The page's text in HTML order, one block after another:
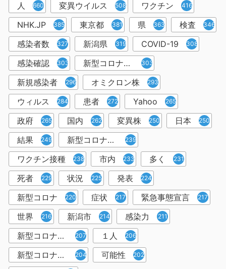
人 660 変異ウイルス 508 ワクチン 416
NHK.JP 385 東京都 381 県 363 検査 346
感染者数 327 新潟県 319 COVID-19 308
感染確認 303 新型コロナウィルス感染症 303
新規感染者 296 オミクロン株 293
ウィルス 284 患者 272 Yahoo 265
政府 265 国内 262 変異株 250 日本 250
結果 249 新型コロナウイルスワクチン 239
ワクチン接種 238 市内 233 多く 231
死者 229 状況 225 発表 224
新型コロナ 220 症状 217 緊急事態宣言 217
世界 216 新潟市 214 感染力 211
新型コロナウイルス感染者 207 １人 206
新型コロナウイルス対策 204 可能性 202